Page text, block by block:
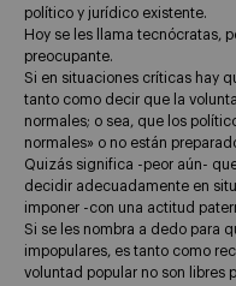
político y jurídico existente.
Hoy se les llama tecnócratas,
preocupante.
Si en situaciones críticas hay
tanto como decir que la
normales; o sea, que los
normales» o no están
Quizás significa -peor aún-
decidir adecuadamente en
imponer -con una actitud
Si se les nombra a dedo para
impopulares, es tanto como
voluntad popular no son libres